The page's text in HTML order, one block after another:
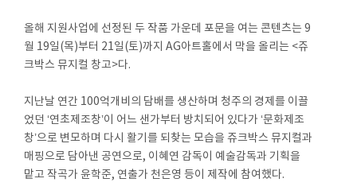
올해 지원사업에 선정된 두 작품 가운데 포문을 여는 콘텐츠는 9
월 19일(목)부터 21일(토)까지 AG아트홀에서 막을 올리는 <쥬
크박스 뮤지컬 창고>다.
지난날 연간 100억개비의 담배를 생산하며 청주의 경제를 이끌
었던 ‘연초제조창’이 어느 샌가부터 방치되어 있다가 ‘문화제조
창’으로 변모하며 다시 활기를 되찾는 모습을 쥬크박스 뮤지컬과
매핑으로 담아낸 공연으로, 이혜연 감독이 예술감독과 기획을
맡고 작곡가 윤학준, 연출가 천은영 등이 제작에 참여했다.